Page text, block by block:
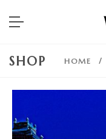
SHOP HOME /